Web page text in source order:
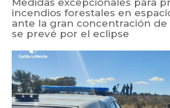
incendios forestales en
ante la gran concentración de
se prevé por el eclipse